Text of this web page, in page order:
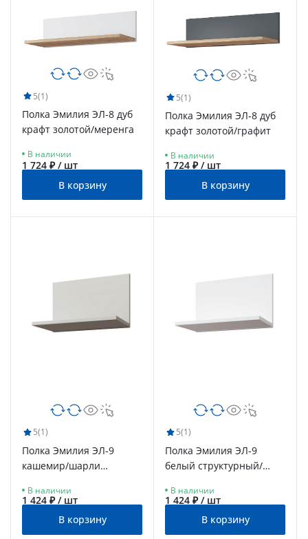
5(1)
Полка Эмилия ЭЛ-8 дуб
крафт золотой/меренга
В наличии
1 724 ₽ / шт
В корзину
5(1)
Полка Эмилия ЭЛ-8 дуб
крафт золотой/графит
В наличии
1 724 ₽ / шт
В корзину
5(1)
Полка Эмилия ЭЛ-9
кашемир/шарли
В наличии
1 424 ₽ / шт
В корзину
5(1)
Полка Эмилия ЭЛ-9
белый структурный/
В наличии
1 424 ₽ / шт
В корзину